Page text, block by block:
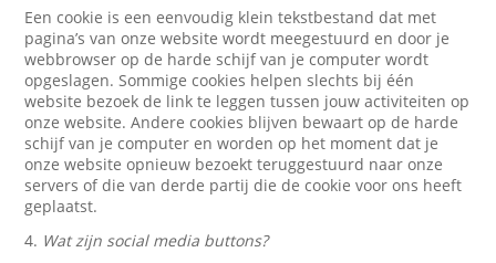
Een cookie is een eenvoudig klein tekstbestand dat met
pagina’s van onze website wordt meegestuurd en door je
webbrowser op de harde schijf van je computer wordt
opgeslagen. Sommige cookies helpen slechts bij één
website bezoek de link te leggen tussen jouw activiteiten op
onze website. Andere cookies blijven bewaart op de harde
schijf van je computer en worden op het moment dat je
onze website opnieuw bezoekt teruggestuurd naar onze
servers of die van derde partij die de cookie voor ons heeft
geplaatst.
4. Wat zijn social media buttons?